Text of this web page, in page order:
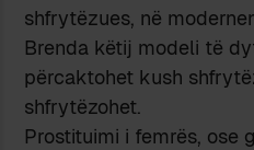
shfrytëzues, në
Brenda këtij modeli të
përcaktohet kush
shfrytëzohet.
Prostituimi i femrës, ose